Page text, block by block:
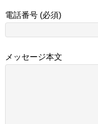
電話番号 (必須)
メッセージ本文